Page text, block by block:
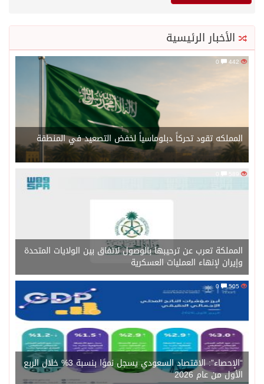
الأخبار الرئيسية
المملكه تقود تحركاً دبلوماسياً لخفض التصعيد في المنطقة
589
المملكة تعرب عن ترحيبها بالوصول لاتفاق بين الولايات المتحدة
وإيران لإنهاء العمليات العسكرية
505
“الإحصاء”: الاقتصاد السعودي يسجل نموًا بنسبة 3% خلال الربع
الأول من عام 2026